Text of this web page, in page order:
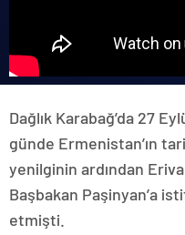
Dağlık Karabağ’da 27
günde Ermenistan’ın
yenilginin ardından
Başbakan Paşinyan’a
etmişti.